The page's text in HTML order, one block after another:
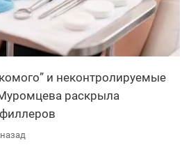
и неконтролируемые
раскрыла